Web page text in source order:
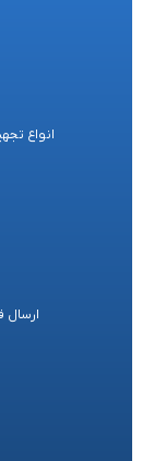
انواع
ارسال